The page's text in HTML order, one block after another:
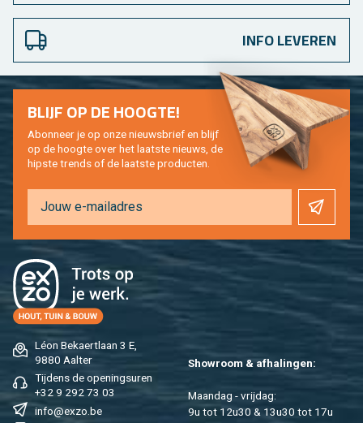
INFO LEVEREN
Léon Be­kaert­laan 3 E,
9880 Aal­ter
Tij­dens de ope­nings­uren
+32 9 292 73 03
info@​exzo.​be
Show­room & af­ha­lin­gen:
Maan­dag - vrij­dag:
9u tot 12u30 & 13u30 tot 17u
BLIJF OP DE HOOG­TE!
Abon­neer je op onze nieuws­brief en blijf
op de hoog­te over het laat­ste nieuws, de
hip­s­te trends of de laat­ste pro­duc­ten.